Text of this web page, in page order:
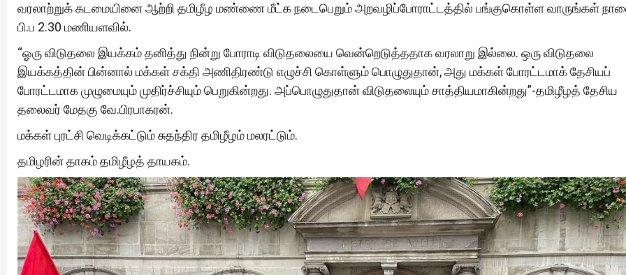
வரலாற்றுக் கடமையினை ஆற்றி தமிழீழ மண்ணை மீட்க நடைபெறும் அறவழிப்போராட்டத்தில் பங்குகொள்ள வாருங்கள்
பி.ப 2.30 மணியளவில்.
“ஓரு விடுதலை இயக்கம் தனித்து நின்று போராடி விடுதலையை வென்றெடுத்ததாக வரலாறு இல்லை. ஒரு விடுதலை
இயக்கத்தின் பின்னால் மக்கள் சக்தி அணிதிரண்டு எழுச்சி கொள்ளும் பொழுதுதான், அது மக்கள் போரட்டமாக் தேசியப்
போரட்டமாக முழுமையும் முதிர்ச்சியும் பெறுகின்றது. அப்பொழுதுதான் விடுதலையும் சாத்தியமாகின்றது”-தமிழீழத் தேசிய
தலைவர் மேதகு வே.பிரபாகரன்.
மக்கள் புரட்சி வெடிக்கட்டும் சுதந்திர தமிழீழம் மலரட்டும்.
தமிழரின் தாகம் தமிழீழத் தாயகம்.